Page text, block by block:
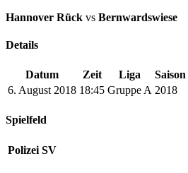
Hannover Rück vs Bernwardswiese
Details
Datum Zeit Liga Saison
6. August 2018 18:45 Gruppe A 2018
Spielfeld
Polizei SV